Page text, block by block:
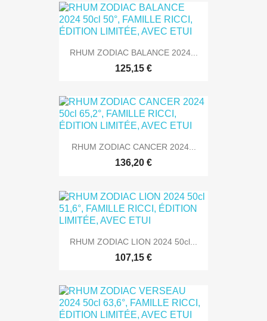
RHUM ZODIAC BALANCE 2024...
125,15 €
RHUM ZODIAC CANCER 2024...
136,20 €
RHUM ZODIAC LION 2024 50cl...
107,15 €